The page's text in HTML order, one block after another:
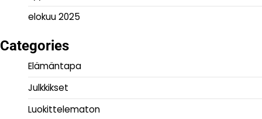
elokuu 2025
Categories
Elämäntapa
Julkkikset
Luokittelematon